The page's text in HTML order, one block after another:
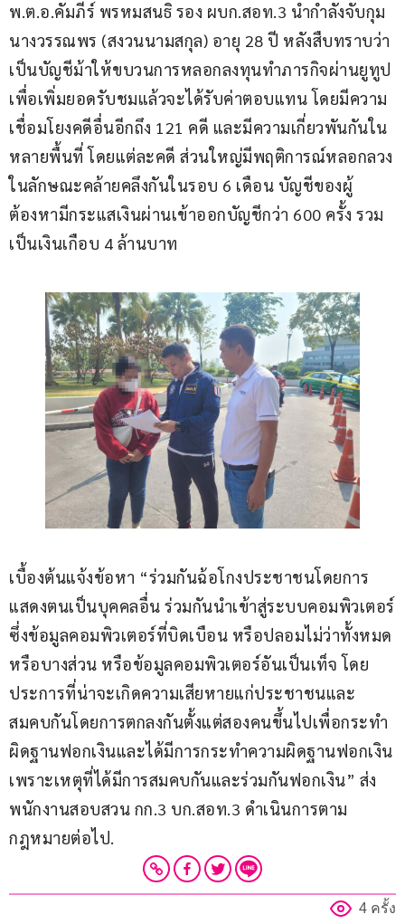
พ.ต.อ.คัมภีร์ พรหมสนธิ รอง ผบก.สอท.3 นำกำลังจับกุม
นางวรรณพร (สงวนนามสกุล) อายุ 28 ปี หลังสืบทราบว่า
เป็นบัญชีม้าให้ขบวนการหลอกลงทุนทำภารกิจผ่านยูทูป
เพื่อเพิ่มยอดรับชมแล้วจะได้รับค่าตอบแทน โดยมีความ
เชื่อมโยงคดีอื่นอีกถึง 121 คดี และมีความเกี่ยวพันกันใน
หลายพื้นที่ โดยแต่ละคดี ส่วนใหญ่มีพฤติการณ์หลอกลวง
ในลักษณะคล้ายคลึงกันในรอบ 6 เดือน บัญชีของผู้
ต้องหามีกระแสเงินผ่านเข้าออกบัญชีกว่า 600 ครั้ง รวม
เป็นเงินเกือบ 4 ล้านบาท
เบื้องต้นแจ้งข้อหา “ร่วมกันฉ้อโกงประชาชนโดยการ
แสดงตนเป็นบุคคลอื่น ร่วมกันนำเข้าสู่ระบบคอมพิวเตอร์
ซึ่งข้อมูลคอมพิวเตอร์ที่บิดเบือน หรือปลอมไม่ว่าทั้งหมด
หรือบางส่วน หรือข้อมูลคอมพิวเตอร์อันเป็นเท็จ โดย
ประการที่น่าจะเกิดความเสียหายแก่ประชาชนและ
สมคบกันโดยการตกลงกันตั้งแต่สองคนขึ้นไปเพื่อกระทำ
ผิดฐานฟอกเงินและได้มีการกระทำความผิดฐานฟอกเงิน
เพราะเหตุที่ได้มีการสมคบกันและร่วมกันฟอกเงิน” ส่ง
พนักงานสอบสวน กก.3 บก.สอท.3 ดำเนินการตาม
กฎหมายต่อไป.
4 ครั้ง